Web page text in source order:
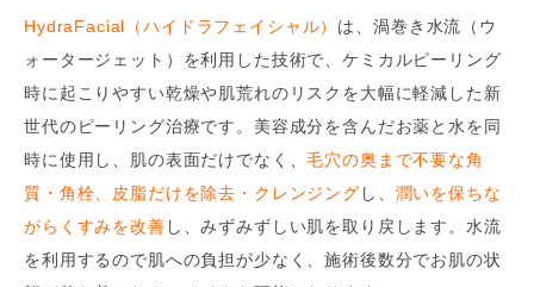
HydraFacial（ハイドラフェイシャル） は、渦巻き水流（ウ
ォータージェット）を利用した技術で、ケミカルピーリング
時に起こりやすい乾燥や肌荒れのリスクを大幅に軽減した新
世代のピーリング治療です。美容成分を含んだお薬と水を同
時に使用し、肌の表面だけでなく、毛穴の奥まで不要な角
質・角栓、皮脂だけを除去・クレンジング し、 潤いを保ちな
がらくすみを改善 し、みずみずしい肌を取り戻します。水流
を利用するので肌への負担が少なく、施術後数分でお肌の状